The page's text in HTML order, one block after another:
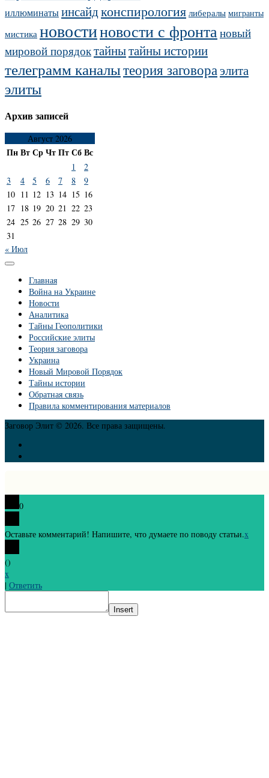
иллюминатыинсайдконспирология либералы мигранты
мистика новостиновости с фронтановый
мировой порядоктайнытайны истории
телеграмм каналытеория заговораэлита
элиты
Архив записей
Август 2026
ПнВтСрЧтПтСбВс
1
2
3
4 5 6 7 8
9
10 11 12 13 14 15 16
17 18 19 20 21 22 23
24 25 26 27 28 29 30
31
« Июл
Главная
Война на Украине
Новости
Аналитика
Тайны Геополитики
Российские элиты
Теория заговора
Украина
Новый Мировой Порядок
Тайны истории
Обратная связь
Правила комментирования материалов
Заговор Элит © 2026. Все права защищены.
0
Оставьте комментарий! Напишите, что думаете по поводу статьи.x
()
x
| Ответить
Insert